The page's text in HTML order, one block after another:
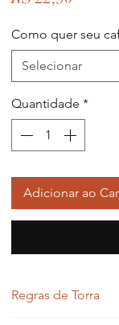
Como quer seu
Selecionar
Quantidade *
Adicionar ao
Regras de Torra